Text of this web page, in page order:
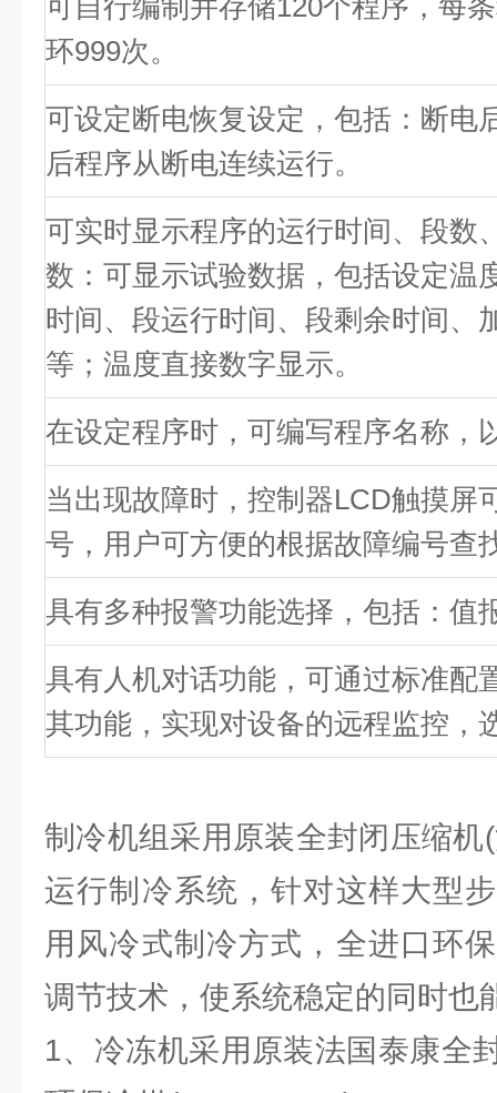
可自行编制并存储120个程序，每
环999次。
可设定断电恢复设定，包括：断电
后程序从断电连续运行。
可实时显示程序的运行时间、段数
数：可显示试验数据，包括设定温
时间、段运行时间、段剩余时间、
等；温度直接数字显示。
在设定程序时，可编写程序名称，
当出现故障时，控制器LCD触摸屏
号，用户可方便的根据故障编号查
具有多种报警功能选择，包括：值
具有人机对话功能，可通过标准配
其功能，实现对设备的远程监控，
制冷机组采用原装全封闭压缩
运行制冷系统，针对这样大型
用风冷式制冷方式，全进口环
调节技术，使系统稳定的同时也
1、冷冻机采用原装法国泰康全